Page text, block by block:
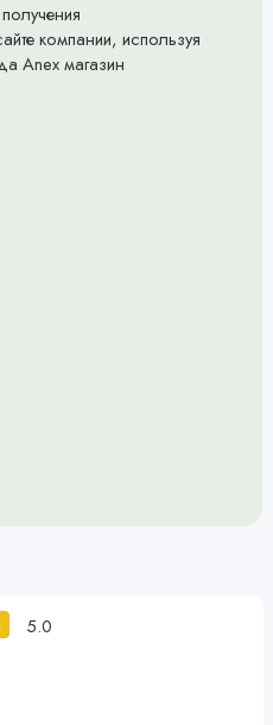
компании, используя
Anex магазин
5.0